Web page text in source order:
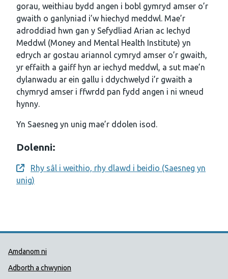
gorau, weithiau bydd angen i bobl gymryd amser o’r
gwaith o ganlyniad i’w hiechyd meddwl. Mae’r
adroddiad hwn gan y Sefydliad Arian ac Iechyd
Meddwl (Money and Mental Health Institute) yn
edrych ar gostau ariannol cymryd amser o’r gwaith,
yr effaith a gaiff hyn ar iechyd meddwl, a sut mae’n
dylanwadu ar ein gallu i ddychwelyd i’r gwaith a
chymryd amser i ffwrdd pan fydd angen i ni wneud
hynny.
Yn Saesneg yn unig mae’r ddolen isod.
Dolenni:
Opens a new window
Rhy sâl i weithio, rhy dlawd i beidio (Saesneg yn
unig)
Dolenni Cymorth Iechyd
Amdanom ni
Adborth a chwynion